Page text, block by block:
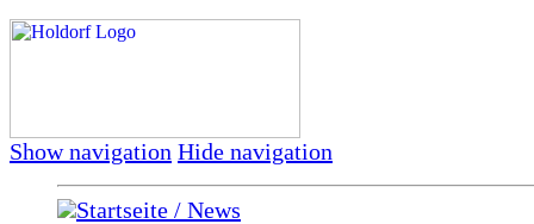
Show navigation Hide navigation
Startseite / News